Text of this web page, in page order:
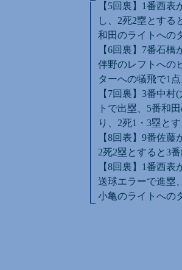
【5回裏】1番西
し、2死2塁とする
和田のライトへの
【6回裏】7番石
伴野のレフトへの
ターへの犠飛で1
【7回裏】3番中
トで出塁、5番和
り、2死1・3塁と
【8回表】9番佐
2死2塁とすると3
【8回裏】1番西
送球エラーで進塁
小亀のライトへの